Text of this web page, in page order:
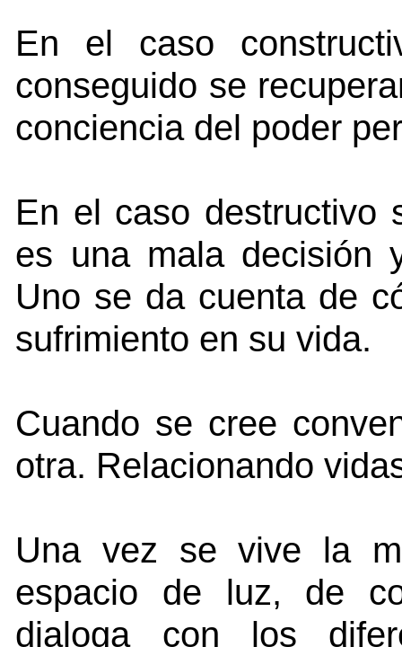
En el caso
conseguido se
conciencia del poder
En el caso destructivo
es una mala decisión
Uno se da cuenta de
sufrimiento en su vida.
Cuando se cree
otra. Relacionando
Una vez se vive la
espacio de luz, de
dialoga con los